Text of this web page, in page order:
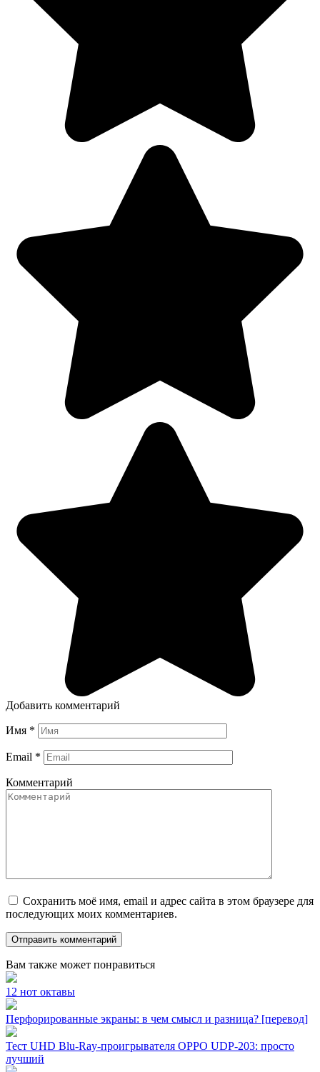
Добавить комментарий
Имя *
Email *
Комментарий
Сохранить моё имя, email и адрес сайта в этом браузере для
последующих моих комментариев.
Вам также может понравиться
12 нот октавы
Перфорированные экраны: в чем смысл и разница? [перевод]
Тест UHD Blu-Ray-проигрывателя OPPO UDP-203: просто
лучший